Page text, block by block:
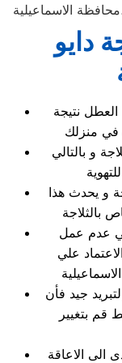
دايو
نتيجة
في منزلك
و بالتالي
و يحدث هذا
عدم عمل
علي
جيد فأن
قم بتغيير
الى الاعاقة